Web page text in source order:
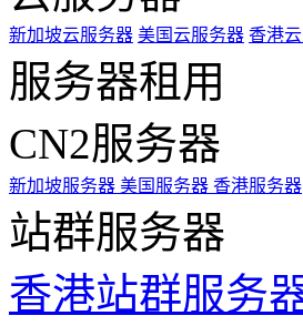
新加坡云服务器 美国云服务器 香港
服务器租用
CN2服务器
新加坡服务器 美国服务器 香港服务器
站群服务器
香港站群服务